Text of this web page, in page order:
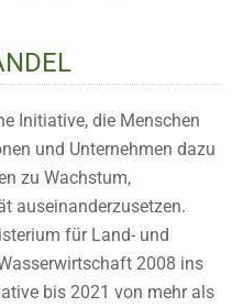
Initiative, die Menschen
und Unternehmen dazu
zu Wachstum,
auseinanderzusetzen.
für Land- und
2008 ins
bis 2021 von mehr als